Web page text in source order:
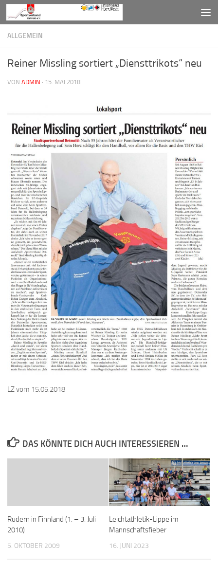
Zum Inhalt springen
ALLGEMEIN
Reiner Missling sortiert „Diensttrikots“ neu
VON ADMIN · 15. MAI 2018
LZ vom 15.05.2018
DAS KÖNNTE DICH AUCH INTERESSIEREN …
Rudern in Finnland (1. – 3. Juli
2010)
5. OKTOBER 2009
Leichtathletik-Lippe im
Mannschaftsfieber
16. JUNI 2023